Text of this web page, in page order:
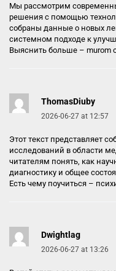
Мы рассмотрим
решения с помощью
собраны данные о новых
системном подходе к
Выяснить больше – murom
ThomasDiuby
2026-06-27 at 12:57
Этот текст представляет
исследований в области
читателям понять, как
диагностику и общее
Есть чему поучиться –
Dwightlag
2026-06-27 at 13:26